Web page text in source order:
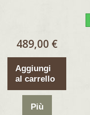
489,00 €
Aggiungi
al carrello
Più